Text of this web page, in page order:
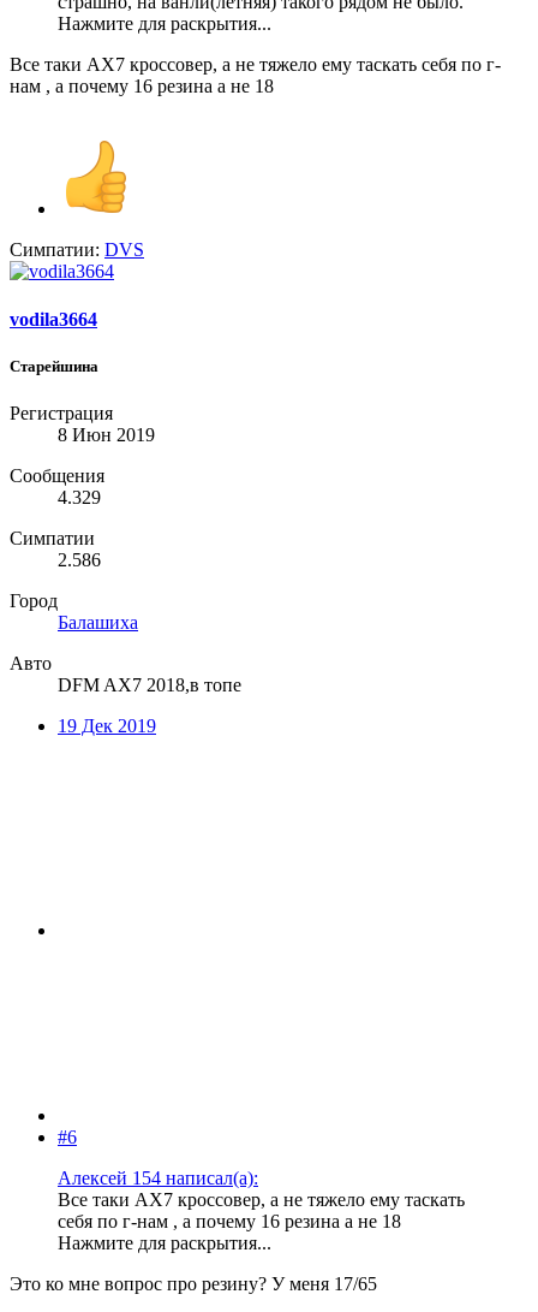
Нажмите для раскрытия...
Все таки AX7 кроссовер, а не тяжело ему таскать себя по г-
нам , а почему 16 резина а не 18
Симпатии: DVS
vodila3664
Старейшина
Регистрация
8 Июн 2019
Сообщения
4.329
Симпатии
2.586
Город
Балашиха
Авто
DFM AX7 2018,в топе
19 Дек 2019
#6
Алексей 154 написал(а):
Все таки AX7 кроссовер, а не тяжело ему таскать
себя по г-нам , а почему 16 резина а не 18
Нажмите для раскрытия...
Это ко мне вопрос про резину? У меня 17/65